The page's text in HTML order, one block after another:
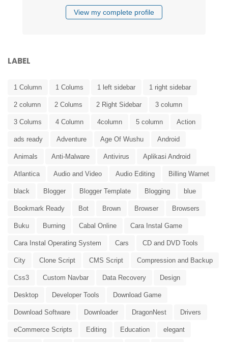
View my complete profile
LABEL
1 Column 1 Colums 1 left sidebar 1 right sidebar
2 column 2 Colums 2 Right Sidebar 3 column
3 Colums 4 Column 4column 5 column Action
ads ready Adventure Age Of Wushu Android
Animals Anti-Malware Antivirus Aplikasi Android
Atlantica Audio and Video Audio Editing Billing Warnet
black Blogger Blogger Template Blogging blue
Bookmark Ready Bot Brown Browser Browsers
Buku Burning Cabal Online Cara Instal Game
Cara Instal Operating System Cars CD and DVD Tools
City Clone Script CMS Script Compression and Backup
Css3 Custom Navbar Data Recovery Design
Desktop Developer Tools Download Game
Download Software Downloader DragonNest Drivers
eCommerce Scripts Editing Education elegant